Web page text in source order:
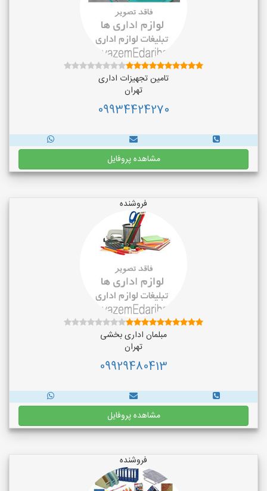
تامین تجهیزات اداری
تهران
09934424270
مشاهده پروفایل
فروشنده
مبلمان اداری بخشی
تهران
09929480413
مشاهده پروفایل
فروشنده